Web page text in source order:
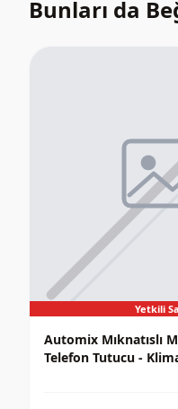
Bunları da
Yetkili
Automix Mıknatıslı
Telefon Tutucu -